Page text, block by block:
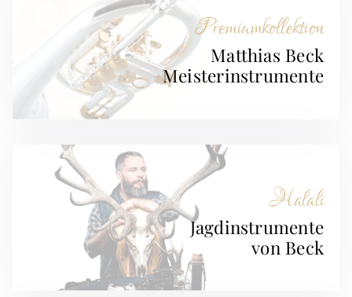
Premiumkollektion
Matthias Beck
Meisterinstrumente
Halali
Jagdinstrumente
von Beck